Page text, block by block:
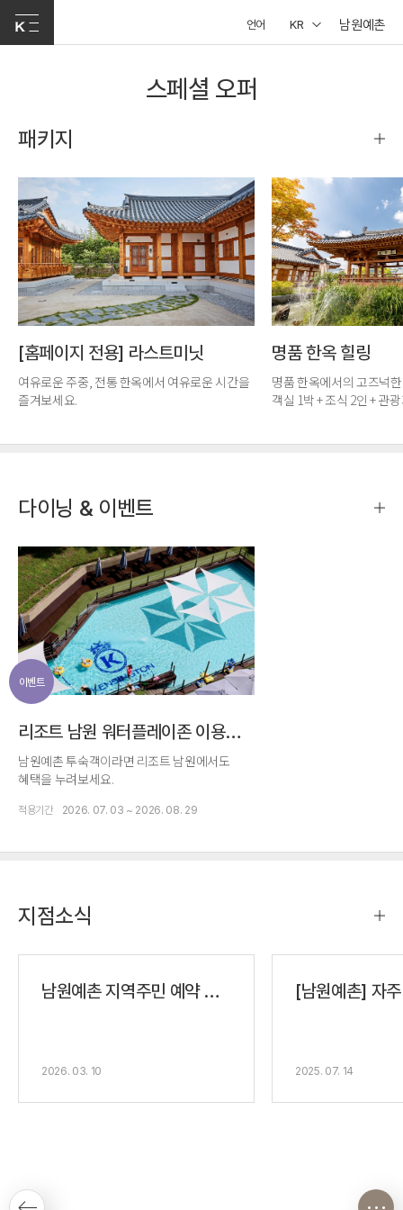
언어 KR 남원예촌
스페셜 오퍼
패키지
[홈페이지 전용] 라스트미닛
여유로운 주중, 전통 한옥에서 여유로운 시간을
즐겨보세요.
명품 한옥 힐링
명품 한옥에서의 고즈넉
객실 1박 + 조식 2인 + 관
다이닝 & 이벤트
이벤트
리조트 남원 워터플레이존 이용혜택
남원예촌 투숙객이라면 리조트 남원에서도
혜택을 누려보세요.
적용기간 2026. 07. 03 ~ 2026. 08. 29
지점소식
남원예촌 지역주민 예약 안내
2026. 03. 10
[남원예촌] 자
2025. 07. 14